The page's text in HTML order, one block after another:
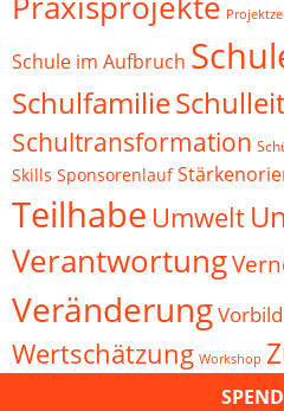
Schule im Aufbruch
Schulfamilie
Schultransformation
Skills Sponsorenlauf
Teilhabe Umwelt
Verantwortung
VeränderungVorbild
Wertschätzung Workshop